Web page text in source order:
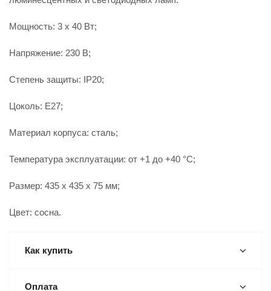
Мощность: 3 x 40 Вт;
Напряжение: 230 В;
Степень защиты: IP20;
Цоколь: Е27;
Материал корпуса: сталь;
Температура эксплуатации: от +1 до +40 °С;
Размер: 435 x 435 x 75 мм;
Цвет: сосна.
Как купить
Оплата